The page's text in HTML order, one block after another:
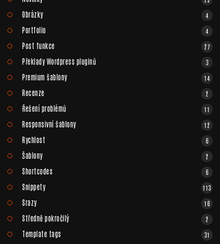
Obrázky 4
Portfolio 4
Post funkce 27
Překlady Wordpress pluginů 3
Premium šablony 14
Recenze 2
Řešení problémů 11
Responsivní šablony 12
Rychlost 6
Šablony 2
Shortcodes 6
Snippety 113
Srazy 16
Středně pokročilý 2
Template tags 31